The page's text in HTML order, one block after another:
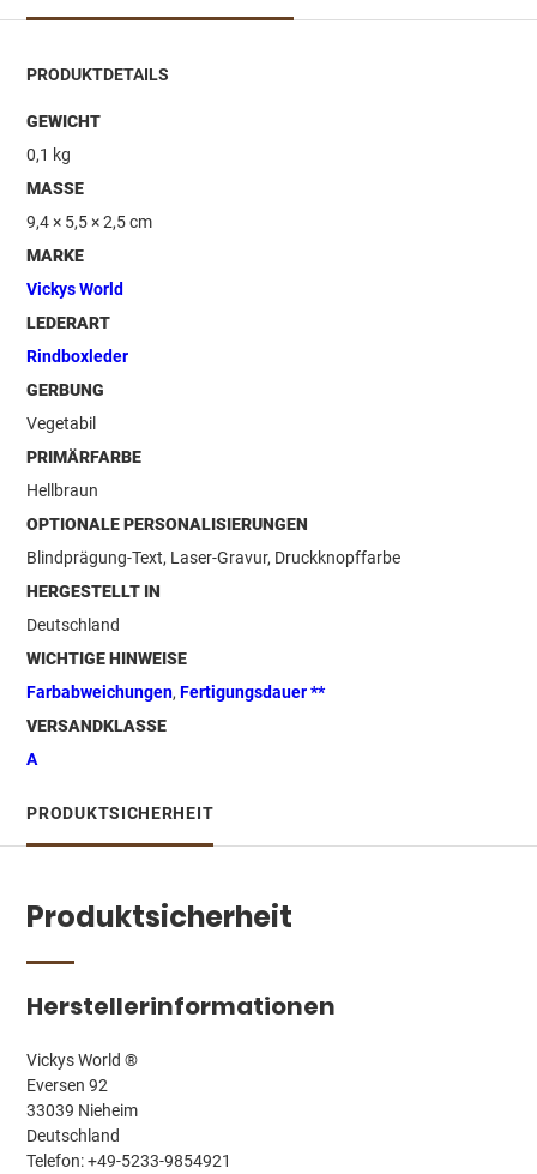
PRODUKTDETAILS
GEWICHT
0,1 kg
MASSE
9,4 × 5,5 × 2,5 cm
MARKE
Vickys World
LEDERART
Rindboxleder
GERBUNG
Vegetabil
PRIMÄRFARBE
Hellbraun
OPTIONALE PERSONALISIERUNGEN
Blindprägung-Text, Laser-Gravur, Druckknopffarbe
HERGESTELLT IN
Deutschland
WICHTIGE HINWEISE
Farbabweichungen,Fertigungsdauer **
VERSANDKLASSE
A
PRODUKTSICHERHEIT
Produktsicherheit
Herstellerinformationen
Vickys World ®
Eversen 92
33039 Nieheim
Deutschland
Telefon: +49-5233-9854921